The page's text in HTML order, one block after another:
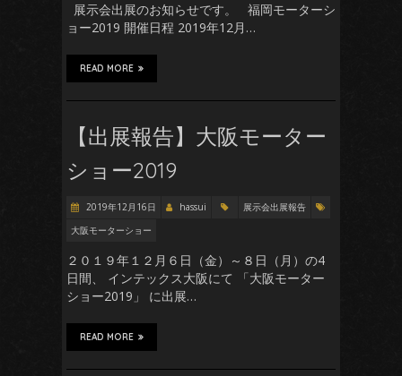
展示会出展のお知らせです。 福岡モーターシ
ョー2019 開催日程 2019年12月…
READ MORE
【出展報告】大阪モーター
ショー2019
2019年12月16日 hassui
展示会出展報告
大阪モーターショー
２０１９年１２月６日（金）～８日（月）の4
日間、 インテックス大阪にて 「大阪モーター
ショー2019」 に出展…
READ MORE